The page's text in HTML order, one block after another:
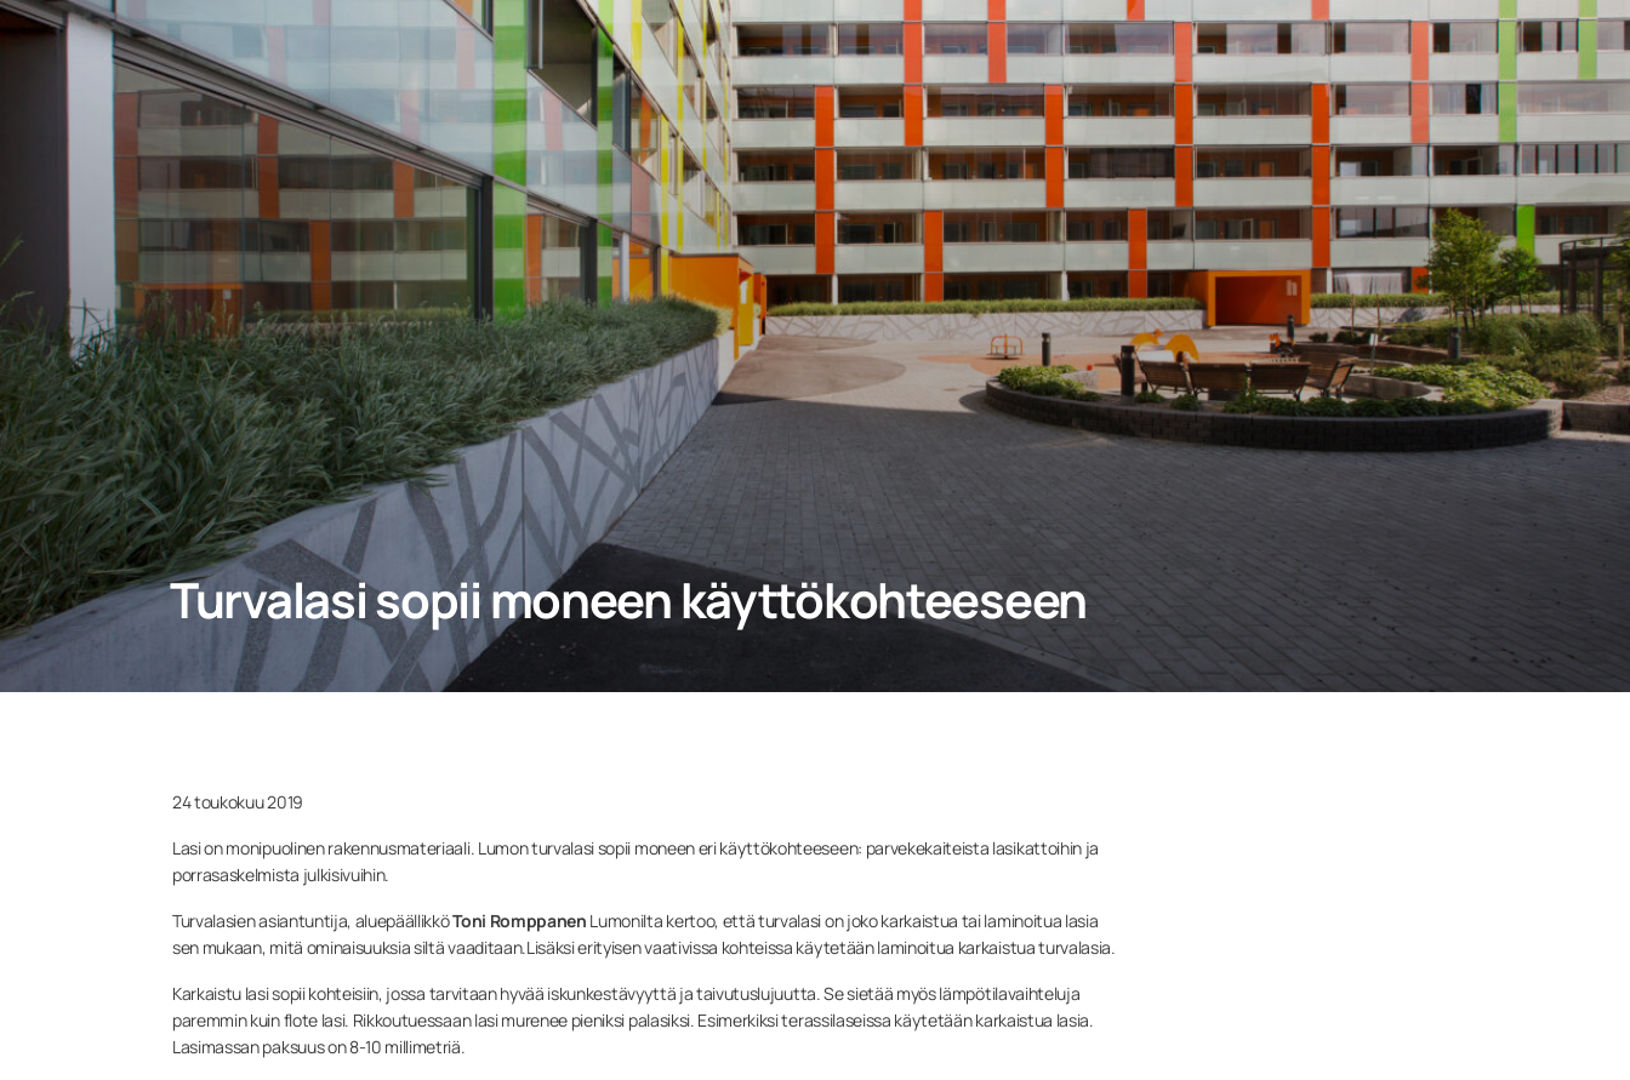
Turvalasi sopii moneen käyttökohteeseen
24 toukokuu 2019
Lasi on monipuolinen rakennusmateriaali. Lumon turvalasi sopii moneen eri käyttökohteeseen: parvekekaiteista lasikattoihin ja
porrasaskelmista julkisivuihin.
Turvalasien asiantuntija, aluepäällikköToni Romppanen Lumonilta kertoo, että turvalasi on joko karkaistua tai laminoitua lasia
sen mukaan, mitä ominaisuuksia siltä vaaditaan.Lisäksi erityisen vaativissa kohteissa käytetään laminoitua karkaistua turvalasia.
Karkaistu lasi sopii kohteisiin, jossa tarvitaan hyvää iskunkestävyyttä ja taivutuslujuutta. Se sietää myös lämpötilavaihteluja
paremmin kuin flote lasi. Rikkoutuessaan lasi murenee pieniksi palasiksi. Esimerkiksi terassilaseissa käytetään karkaistua lasia.
Lasimassan paksuus on 8-10 millimetriä.